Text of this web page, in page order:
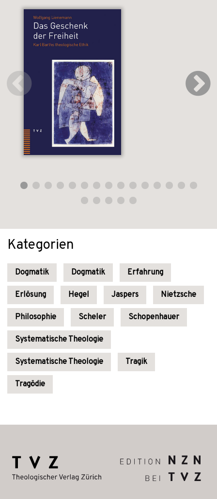
Kategorien
Dogmatik Dogmatik Erfahrung
Erlösung Hegel Jaspers Nietzsche
Philosophie Scheler Schopenhauer
Systematische Theologie
Systematische Theologie Tragik
Tragödie